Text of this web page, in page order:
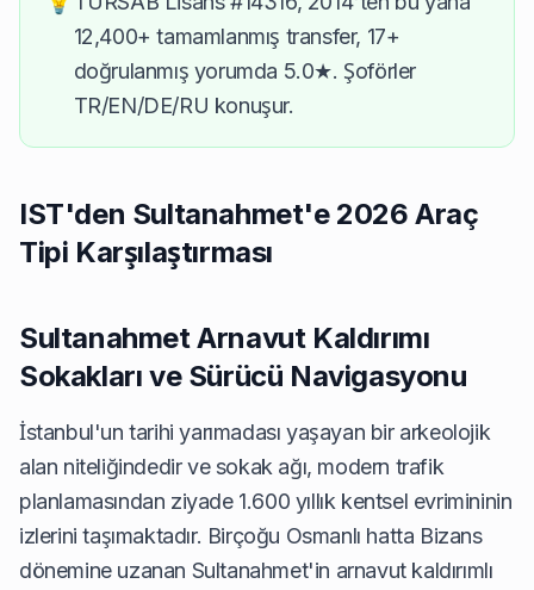
12,400+ tamamlanmış transfer, 17+
doğrulanmış yorumda 5.0★. Şoförler
TR/EN/DE/RU konuşur.
IST'den Sultanahmet'e 2026 Araç
Tipi Karşılaştırması
Sultanahmet Arnavut Kaldırımı
Sokakları ve Sürücü Navigasyonu
İstanbul'un tarihi yarımadası yaşayan bir arkeolojik
alan niteliğindedir ve sokak ağı, modern trafik
planlamasından ziyade 1.600 yıllık kentsel evrimininin
izlerini taşımaktadır. Birçoğu Osmanlı hatta Bizans
dönemine uzanan Sultanahmet'in arnavut kaldırımlı